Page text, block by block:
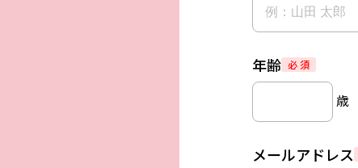
年齢 必 須
歳
メールアドレス